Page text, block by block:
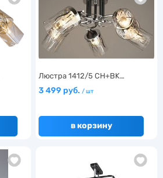
Люстра 1412/5 CH+BK…
3 499 руб. / шт
в корзину